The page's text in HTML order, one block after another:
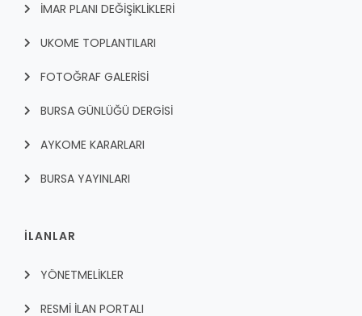
İMAR PLANI DEĞİŞİKLİKLERİ
UKOME TOPLANTILARI
FOTOĞRAF GALERİSİ
BURSA GÜNLÜĞÜ DERGİSİ
AYKOME KARARLARI
BURSA YAYINLARI
İLANLAR
YÖNETMELİKLER
RESMİ İLAN PORTALI